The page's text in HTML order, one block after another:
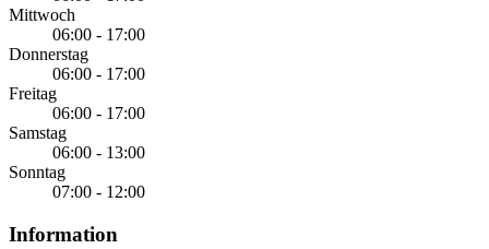
Mittwoch
06:00 - 17:00
Donnerstag
06:00 - 17:00
Freitag
06:00 - 17:00
Samstag
06:00 - 13:00
Sonntag
07:00 - 12:00
Information